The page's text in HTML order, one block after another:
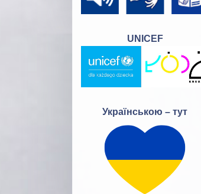
UNICEF
Українською – тут